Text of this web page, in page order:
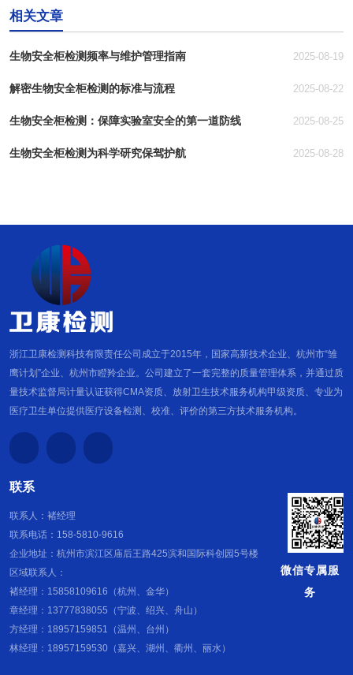
相关文章
2025-08-19
生物安全柜检测频率与维护管理指南
2025-08-22
解密生物安全柜检测的标准与流程
2025-08-25
生物安全柜检测：保障实验室安全的第一道防线
2025-08-28
生物安全柜检测为科学研究保驾护航
浙江卫康检测科技有限责任公司成立于2015年，国家高新技术企业、杭州市“雏
鹰计划”企业、杭州市瞪羚企业。公司建立了一套完整的质量管理体系，并通过质
量技术监督局计量认证获得CMA资质、放射卫生技术服务机构甲级资质、专业为
医疗卫生单位提供医疗设备检测、校准、评价的第三方技术服务机构。
联系
联系人：褚经理
联系电话：158-5810-9616
企业地址：杭州市滨江区庙后王路425滨和国际科创园5号楼
区域联系人：
褚经理：15858109616（杭州、金华）
章经理：13777838055（宁波、绍兴、舟山）
方经理：18957159851（温州、台州）
林经理：18957159530（嘉兴、湖州、衢州、丽水）
微信专属服
务